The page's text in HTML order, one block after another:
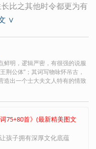
比之其他时令都更为有
在僻静之处，较之其他
无奇的形象由于恰当
“花木”是庭院内最引人
分畦栽种。这样，“成
，也有力地暗示出花木
的目光从院内花木移向
远、飘逸，才会孕育出
河流，一片农田，两座
∨
鲜明，逻辑严密，有很强的说服
荆公体”；其词写物咏怀吊古，
造出一个士大夫文人特有的情致
75+80首》(最新精美图文
让孩子拥有深厚文化底蕴